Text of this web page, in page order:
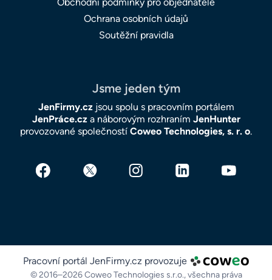
Obchodní podmínky pro objednatele
Ochrana osobních údajů
Soutěžní pravidla
Jsme jeden tým
JenFirmy.czjsou spolu s pracovním portálem
JenPráce.cza náborovým rozhraním JenHunter
provozované společností Coweo Technologies, s. r. o.
Pracovní portál JenFirmy.cz provozuje
© 2016–2026 Coweo Technologies s.r.o.,všechna práva